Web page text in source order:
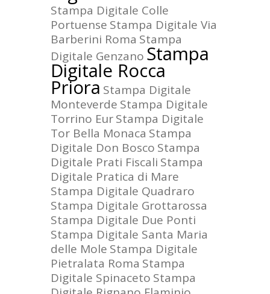
Stampa Digitale Colle
Portuense Stampa Digitale Via
Barberini Roma Stampa
Digitale Genzano Stampa
Digitale Rocca
Priora Stampa Digitale
Monteverde Stampa Digitale
Torrino EurStampa Digitale
Tor Bella Monaca Stampa
Digitale Don Bosco Stampa
Digitale Prati Fiscali Stampa
Digitale Pratica di Mare
Stampa Digitale Quadraro
Stampa Digitale Grottarossa
Stampa Digitale Due Ponti
Stampa Digitale Santa Maria
delle Mole Stampa Digitale
Pietralata Roma Stampa
Digitale Spinaceto Stampa